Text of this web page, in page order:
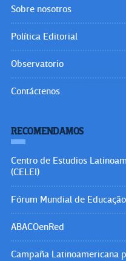
Sobre nosotros
Política Editorial
Observatorio
Contáctenos
RECOMENDAMOS
Centro de Estudios
(CELEI)
Fórum Mundial de Educação
ABACOenRed
Campaña Latinoamericana